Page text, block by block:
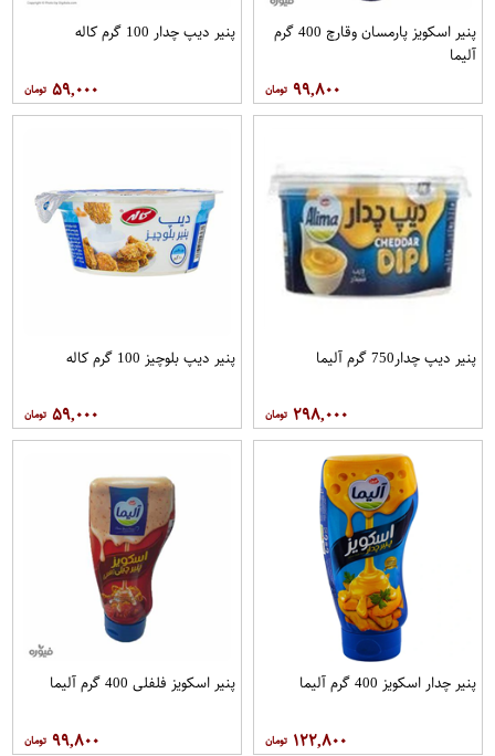
پنیر اسکویز پارمسان وقارچ 400 گرم
آلیما
۹۹,۸۰۰
پنیر دیپ چدار 100 گرم کاله
۵۹,۰۰۰
پنیر دیپ چدار750 گرم آلیما
۲۹۸,۰۰۰
پنیر دیپ بلوچیز 100 گرم کاله
۵۹,۰۰۰
پنیر چدار اسکویز 400 گرم آلیما
۱۲۲,۸۰۰
پنیر اسکویز فلفلی 400 گرم آلیما
۹۹,۸۰۰